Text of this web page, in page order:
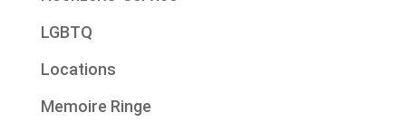
LGBTQ
Locations
Memoire Ringe